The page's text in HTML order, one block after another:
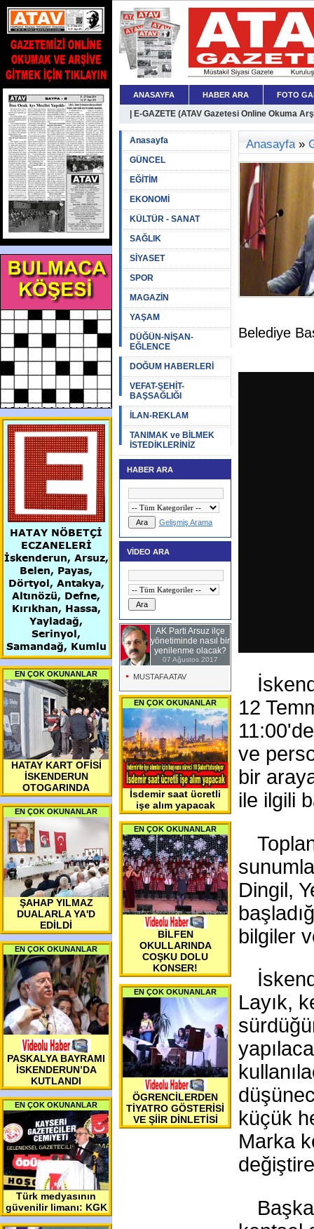
HATAY NÖBETÇİ
ECZANELERİ
İskenderun, Arsuz,
Belen, Payas,
Dörtyol, Antakya,
Altınözü, Defne,
Kırıkhan, Hassa,
Yayladağ,
Serinyol,
Samandağ, Kumlu
EN ÇOK OKUNANLAR
HATAY KART OFİSİ
İSKENDERUN
OTOGARINDA
EN ÇOK OKUNANLAR
ŞAHAP YILMAZ
DUALARLA YA'D
EDİLDİ
EN ÇOK OKUNANLAR
PASKALYA BAYRAMI
İSKENDERUN’DA
KUTLANDI
EN ÇOK OKUNANLAR
Türk medyasının
güvenilir limanı: KGK
ANASAYFA HABER ARA FOTO
| E-GAZETE (ATAV Gazetesi Online Okuma
Anasayfa
GÜNCEL
EĞİTİM
EKONOMİ
KÜLTÜR - SANAT
SAĞLIK
SİYASET
SPOR
MAGAZİN
YAŞAM
DÜĞÜN-NİŞAN-
EĞLENCE
DOĞUM HABERLERİ
VEFAT-ŞEHİT-
BAŞSAĞLIĞI
İLAN-REKLAM
TANIMAK ve BİLMEK
İSTEDİKLERİNİZ
HABER ARA
Gelişmiş Arama
VİDEO ARA
AK Parti Arsuz ilçe
yönetiminde nasıl bir
yenilenme olacak?
07 Ağustos 2017
MUSTAFA ATAV
EN ÇOK OKUNANLAR
İsdemir saat ücretli
işe alım yapacak
EN ÇOK OKUNANLAR
BİLFEN
OKULLARINDA
COŞKU DOLU
KONSER!
EN ÇOK OKUNANLAR
ÖGRENCİLERDEN
TİYATRO GÖSTERİSİ
VE ŞİİR DİNLETİSİ
Anasayfa»
Belediye
12
ve
bir
ile ilgili
Dingil,
bilgiler
Layık,
küçük
Marka